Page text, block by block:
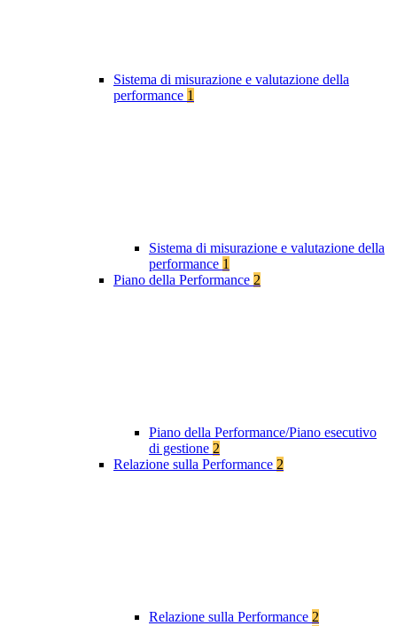
Sistema di misurazione e valutazione della
performance 1
Sistema di misurazione e valutazione della
performance 1
Piano della Performance 2
Piano della Performance/Piano esecutivo
di gestione 2
Relazione sulla Performance 2
Relazione sulla Performance 2